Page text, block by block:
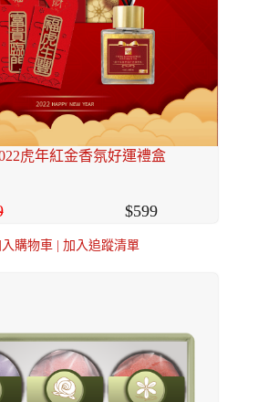
虎年紅金香氛好運禮盒
599
購物車 加入追蹤清單